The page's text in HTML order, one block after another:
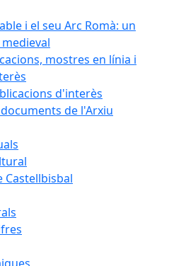
i el seu Arc Romà: un
mostres en línia i
d'interès
de l'Arxiu
Castellbisbal